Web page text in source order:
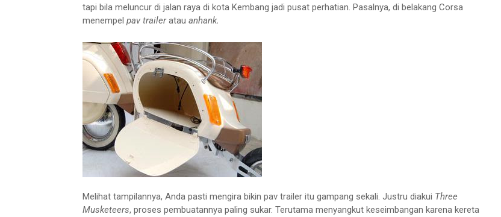
tapi bila meluncur di jalan raya di kota Kembang jadi pusat perhatian. Pasalnya, di belakang Corsa
menempel pav traileratau anhank.
Melihat tampilannya, Anda pasti mengira bikin pav trailer itu gampang sekali. Justru diakui Three
Musketeers, proses pembuatannya paling sukar. Terutama menyangkut keseimbangan karena kereta